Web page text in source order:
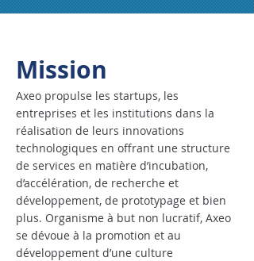
Mission
Axeo propulse les startups, les
entreprises et les institutions dans la
réalisation de leurs innovations
technologiques en offrant une structure
de services en matière d’incubation,
d’accélération, de recherche et
développement, de prototypage et bien
plus. Organisme à but non lucratif, Axeo
se dévoue à la promotion et au
développement d’une culture